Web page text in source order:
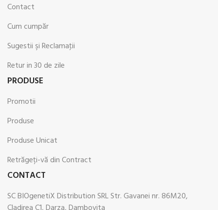
Contact
Cum cumpăr
Sugestii şi Reclamaţii
Retur in 30 de zile
PRODUSE
Promotii
Produse
Produse Unicat
Retrăgeți-vă din Contract
CONTACT
SC BIOgenetiX Distribution SRL Str. Gavanei nr. 86M20,